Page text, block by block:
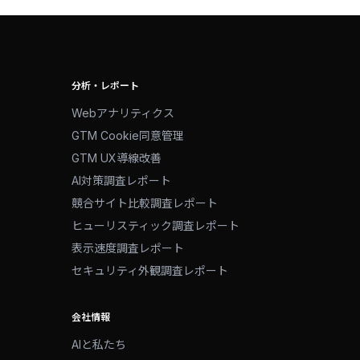
分析・レポート
Webアナリティクス
GTM Cookie同意管理
GTM UX導線改善
AI対策調査レポート
競合サイト比較調査レポート
ヒューリスティック調査レポート
表示速度調査レポート
セキュリティ外観調査レポート
会社情報
AIと私たち